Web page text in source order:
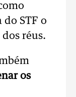
STF o
réus.
os